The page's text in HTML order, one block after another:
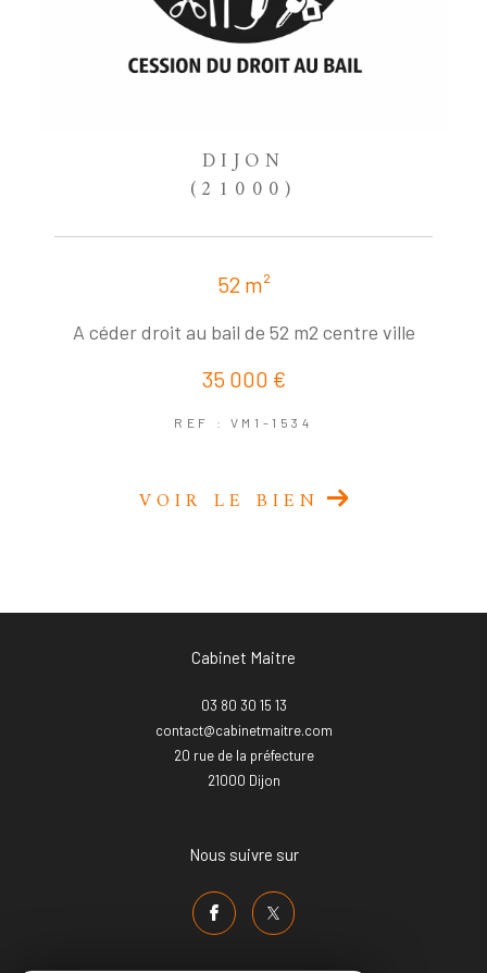
DIJON
(21000)
52 m²
A céder droit au bail de 52 m2 centre ville
35 000 €
REF : VM1-1534
VOIR LE BIEN
Cabinet Maitre
03 80 30 15 13
contact@cabinetmaitre.com
20 rue de la préfecture
21000
dijon
Nous suivre sur